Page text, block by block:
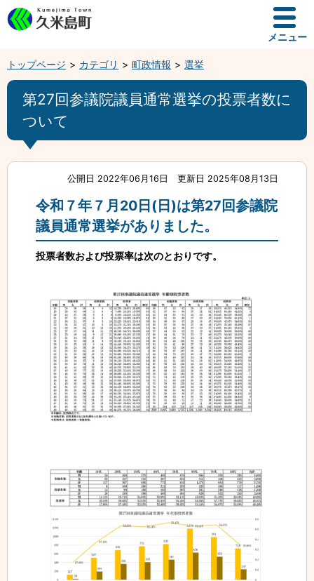
メニュー
トップページ カテゴリ 町政情報 選挙
第27回参議院議員通常選挙の投票者数に
ついて
公開日 2022年06月16日 更新日 2025年08月13日
令和７年７月20日(日)は第27回参議院
議員通常選挙がありました。
投票者数および投票率は次のとおりです。